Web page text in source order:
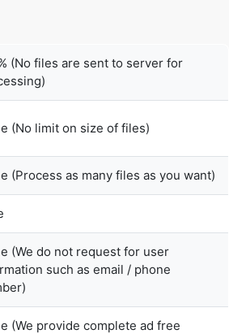
(No files are sent to server for
(No limit on size of files)
(Process as many files as you want)
(We do not request for user
such as email / phone
(We provide complete ad free